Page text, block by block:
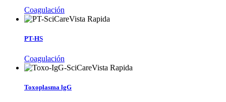
Coagulación
Vista Rapida
PT-HS
Coagulación
Vista Rapida
Toxoplasma lgG